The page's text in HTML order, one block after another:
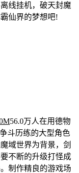
线挂机，破天封魔
仙界的梦想吧!
56.0万人在用德物
斗历练的大型角色
域世界为背景，剑
不断的升级打怪成
制作精良的游戏场